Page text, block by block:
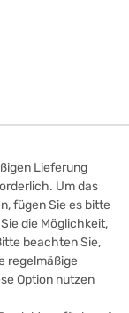
Lieferung
Um das
fügen Sie es bitte
die Möglichkeit,
beachten Sie,
regelmäßige
Option nutzen